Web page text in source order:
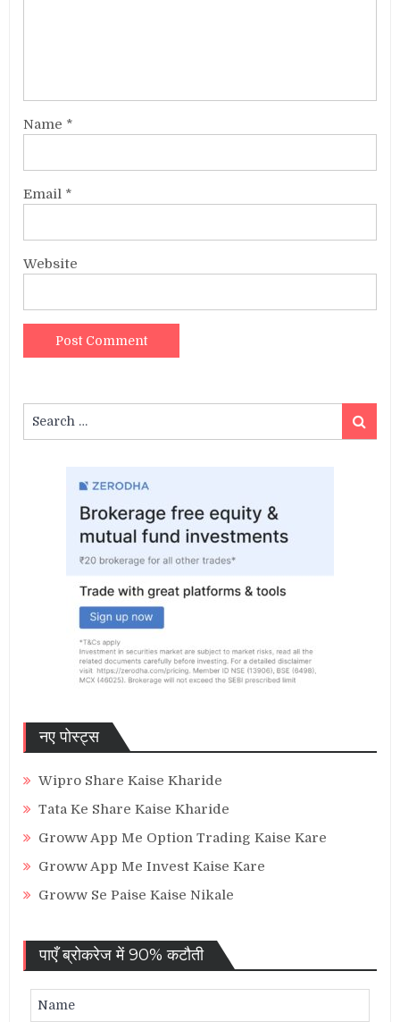
Name *
Email *
Website
for:
Search
नए पोस्ट्स
Wipro Share Kaise Kharide
Tata Ke Share Kaise Kharide
Groww App Me Option Trading Kaise Kare
Groww App Me Invest Kaise Kare
Groww Se Paise Kaise Nikale
पाएँ ब्रोकरेज में 90% कटौती